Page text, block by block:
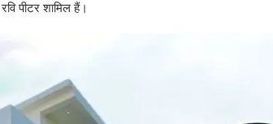
पीटर शामिल हैं।